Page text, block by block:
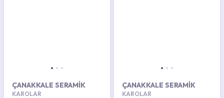
ÇANAKKALE SERAMİK
KAROLAR
ÇANAKKALE SERAMİK
KAROLAR